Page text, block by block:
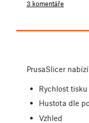
3 komentáře
PrusaSlicer
Rychlost tisku
Hustota dle
Vzhled